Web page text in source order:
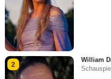
2
William